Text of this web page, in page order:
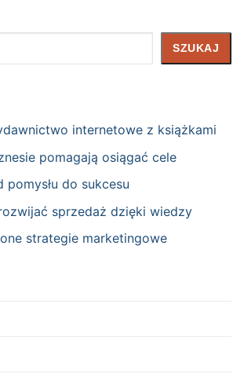
SZUKAJ
internetowe z książkami
pomagają osiągać cele
pomysłu do sukcesu
sprzedaż dzięki wiedzy
strategie marketingowe